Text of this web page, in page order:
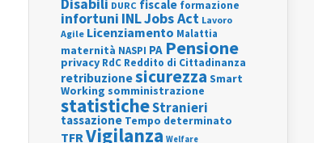
DURC fiscale formazione
infortuni INLJobs Act Lavoro
Agile Licenziamento Malattia
maternità NASPI PA Pensione
privacy RdC Reddito di Cittadinanza
retribuzionesicurezza Smart
Working somministrazione
statisticheStranieri
tassazione Tempo determinato
TFRVigilanza Welfare